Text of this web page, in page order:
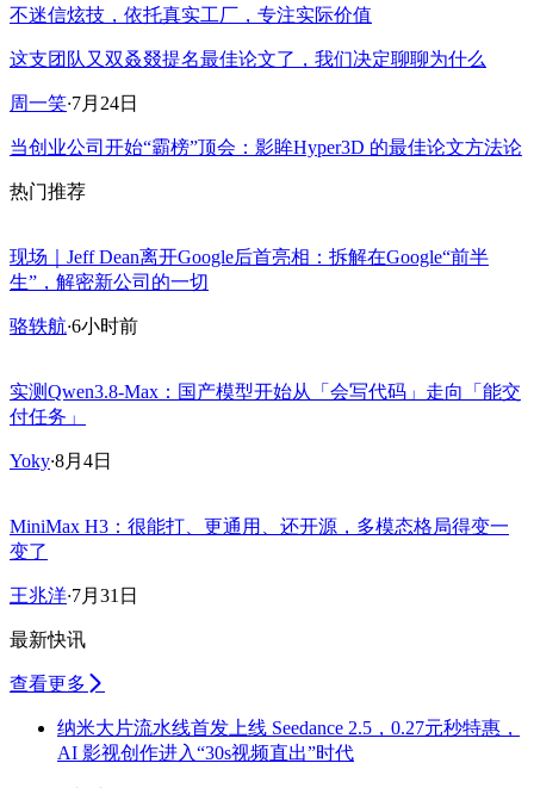
不迷信炫技，依托真实工厂，专注实际价值
这支团队又双叒叕提名最佳论文了，我们决定聊聊为什么
周一笑·7月24日
当创业公司开始“霸榜”顶会：影眸Hyper3D 的最佳论文方法论
热门推荐
现场｜Jeff Dean离开Google后首亮相：拆解在Google“前半
生”，解密新公司的一切
骆轶航·6小时前
实测Qwen3.8-Max：国产模型开始从「会写代码」走向「能交
付任务」
Yoky·8月4日
MiniMax H3：很能打、更通用、还开源，多模态格局得变一
变了
王兆洋·7月31日
最新快讯
查看更多
纳米大片流水线首发上线 Seedance 2.5，0.27元秒特惠，
AI 影视创作进入“30s视频直出”时代